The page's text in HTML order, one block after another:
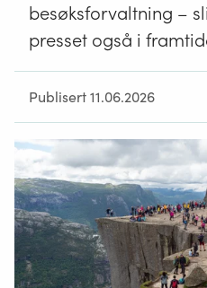
besøksforvaltning –
presset også i
Publisert 11.06.2026